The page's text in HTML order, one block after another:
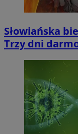
Słowiańska
Trzy dni